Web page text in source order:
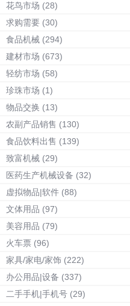
花鸟市场 (28)
求购需要 (30)
食品机械 (294)
建材市场 (673)
轻纺市场 (58)
珍珠市场 (1)
物品交换 (13)
农副产品销售 (130)
食品饮料出售 (139)
致富机械 (29)
医药生产机械设备 (32)
虚拟物品|软件 (88)
文体用品 (97)
美容用品 (79)
火车票 (96)
家具/家电/家饰 (222)
办公用品|设备 (337)
二手手机|手机号 (29)